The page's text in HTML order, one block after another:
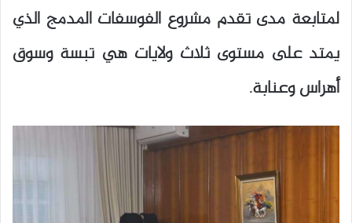
لمتابعة مدى تقدم مشروع الفوسفات المدمج الذي
يمتد على مستوى ثلاث ولايات هي تبسة وسوق
أهراس وعنابة.